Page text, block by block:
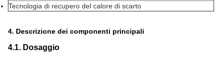
Tecnologia di recupero del calore di scarto
4. Descrizione dei componenti principali
4.1. Dosaggio